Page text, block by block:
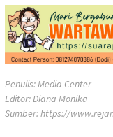
Penulis: Media Center
Editor: Diana Monika
Sumber:https://